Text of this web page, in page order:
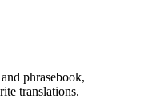
phrasebook,
translations.